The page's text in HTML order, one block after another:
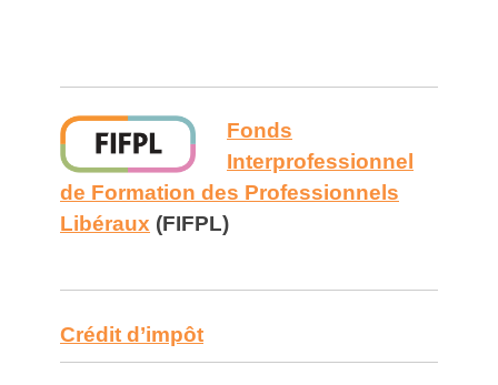
Fonds
Interprofessionnel
de Formation des Professionnels
Libéraux (FIFPL)
Crédit d’impôt